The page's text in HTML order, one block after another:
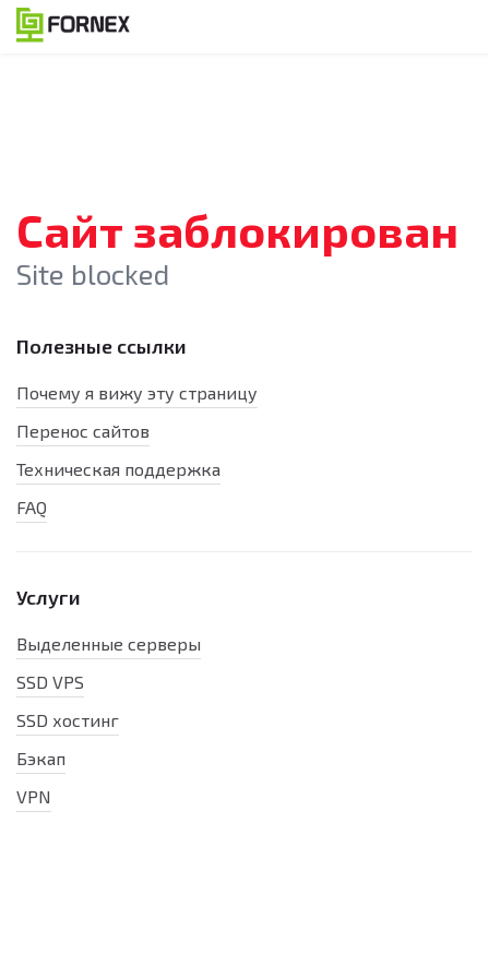
Сайт заблокирован
Site blocked
Полезные ссылки
Почему я вижу эту страницу
Перенос сайтов
Техническая поддержка
FAQ
Услуги
Выделенные серверы
SSD VPS
SSD хостинг
Бэкап
VPN